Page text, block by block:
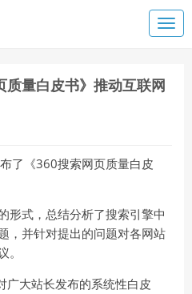
量白皮书》推动互联网
了《360搜索网页质量白皮
形式，总结分析了搜索引擎中
，并针对提出的问题对各网站
广大站长发布的系统性白皮